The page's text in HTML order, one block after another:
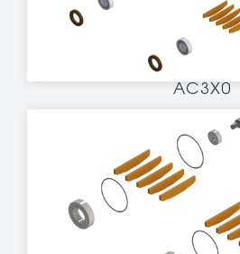
AC3X0